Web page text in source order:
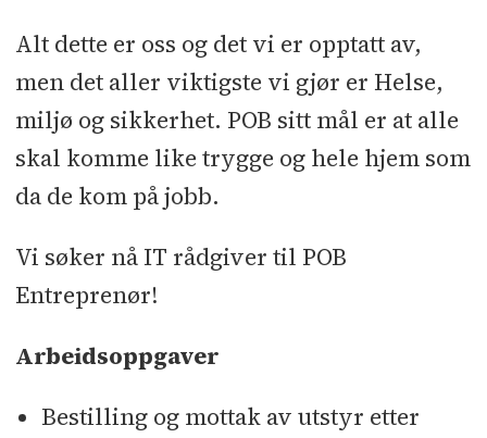
Alt dette er oss og det vi er opptatt av,
men det aller viktigste vi gjør er Helse,
miljø og sikkerhet. POB sitt mål er at alle
skal komme like trygge og hele hjem som
da de kom på jobb.
Vi søker nå IT rådgiver til POB
Entreprenør!
Arbeidsoppgaver
Bestilling og mottak av utstyr etter